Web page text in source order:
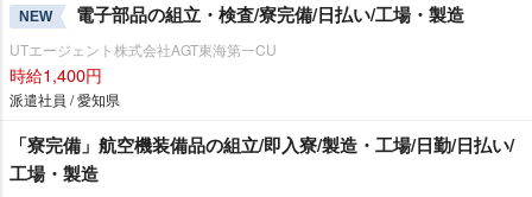
NEW 電子部品の組立・検査/寮完備/日払い/工場・製造
UTエージェント株式会社AGT東海第一CU
時給1,400円
派遣社員 / 愛知県
「寮完備」航空機装備品の組立/即入寮/製造・工場/日勤/日払い/
工場・製造